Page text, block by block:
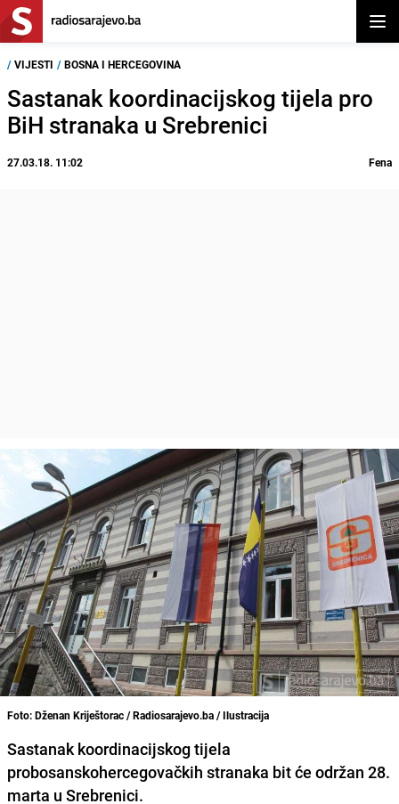
/ VIJESTI / BOSNA I HERCEGOVINA
Sastanak koordinacijskog tijela pro
BiH stranaka u Srebrenici
27.03.18. 11:02 Fena
Foto: Dženan Kriještorac / Radiosarajevo.ba / Ilustracija
Sastanak koordinacijskog tijela
probosanskohercegovačkih stranaka bit će održan 28.
marta u Srebrenici.